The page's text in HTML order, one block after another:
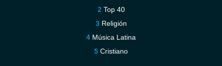
Top 40
Religión
Música Latina
Cristiano